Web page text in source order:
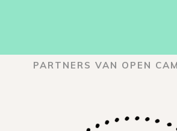
PARTNERS VAN OPEN